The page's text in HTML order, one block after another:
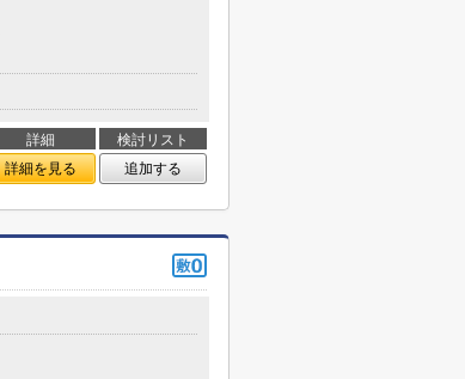
詳細
検討リスト
詳細を見る 追加する